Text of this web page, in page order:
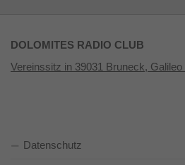
DOLOMITES RADIO CLUB
Vereinssitz in 39031 Bruneck,
Datenschutz